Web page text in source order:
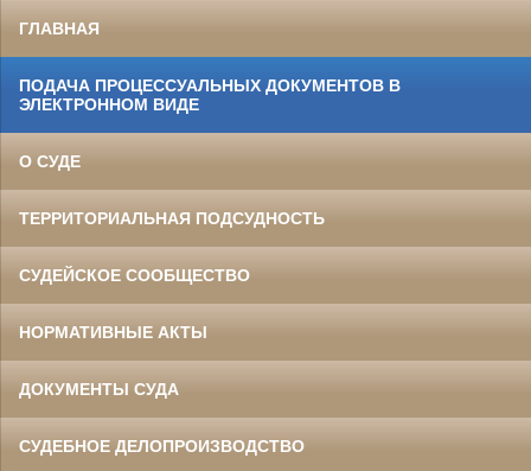
ГЛАВНАЯ
ПОДАЧА ПРОЦЕССУАЛЬНЫХ ДОКУМЕНТОВ В
ЭЛЕКТРОННОМ ВИДЕ
О СУДЕ
ТЕРРИТОРИАЛЬНАЯ ПОДСУДНОСТЬ
СУДЕЙСКОЕ СООБЩЕСТВО
НОРМАТИВНЫЕ АКТЫ
ДОКУМЕНТЫ СУДА
СУДЕБНОЕ ДЕЛОПРОИЗВОДСТВО